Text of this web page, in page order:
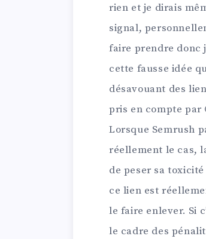
rien et je dirais
signal,
faire prendre donc
cette fausse idée
désavouant des
pris en compte par
Lorsque Semrush
réellement le cas,
de peser sa
ce lien est
le faire enlever. Si
le cadre des